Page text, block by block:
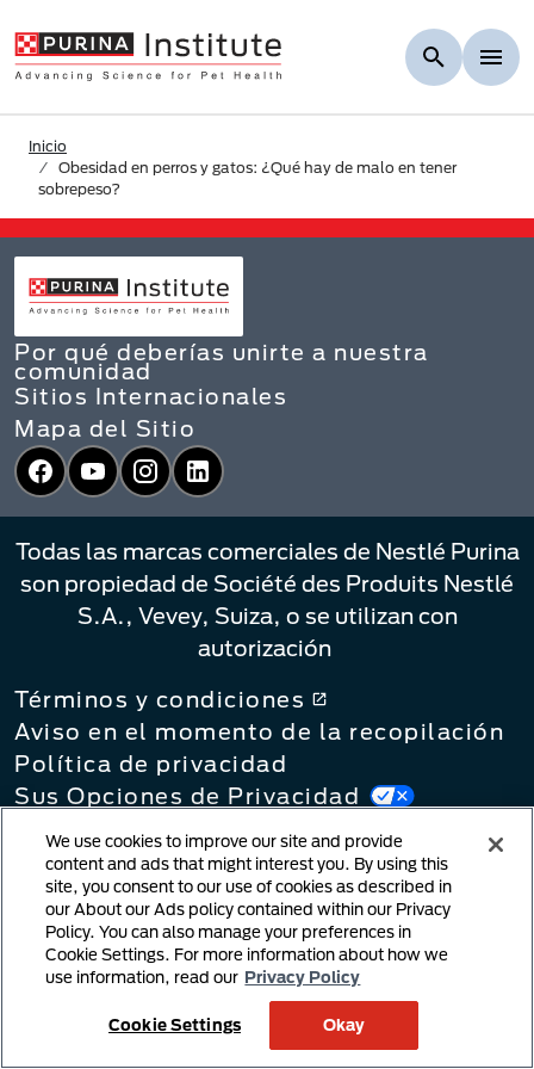
Inicio
Obesidad en perros y gatos: ¿Qué hay de malo en tener
sobrepeso?
Por qué deberías unirte a nuestra
comunidad
Sitios Internacionales
Mapa del Sitio
Facebook
YouTubeInstagram
LinkedIn
Todas las marcas comerciales de Nestlé Purina
son propiedad de Société des Produits Nestlé
S.A., Vevey, Suiza, o se utilizan con
autorización
Términos y condiciones
Aviso en el momento de la recopilación
Política de privacidad
Sus Opciones de Privacidad
Política de vinculación
Notificación de infracción de derechos
de autor
Contenido generado por el usuario
Política de cookies
Ley de cadenas de suministro
We use cookies to improve our site and provide
content and ads that might interest you. By using this
site, you consent to our use of cookies as described in
our About our Ads policy contained within our Privacy
Policy. You can also manage your preferences in
Cookie Settings. For more information about how we
use information, read our Privacy Policy
Cookie Settings Okay